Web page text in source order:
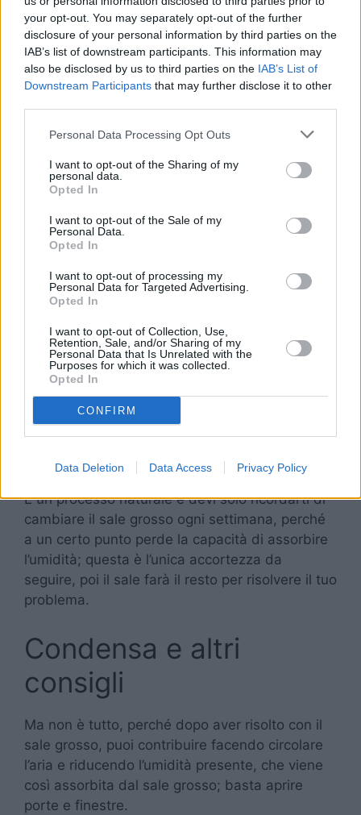
your opt-out. You may separately opt-out of the further
disclosure of your personal information by third parties on the
IAB’s list of downstream participants. This information may
also be disclosed by us to third parties on the IAB’s List of
Downstream Participants that may further disclose it to other
Personal Data Processing Opt Outs
I want to opt-out of the Sharing of my
personal data.
Opted In
I want to opt-out of the Sale of my
Personal Data.
Opted In
I want to opt-out of processing my
Personal Data for Targeted Advertising.
Opted In
I want to opt-out of Collection, Use,
Retention, Sale, and/or Sharing of my
Personal Data that Is Unrelated with the
Purposes for which it was collected.
Opted In
CONFIRM
Data Deletion Data Access Privacy Policy
problemi respiratori.
Di fronte a tutti questi aspetti negativi, devi
evitare che la condensa peggiori e provochi la
formazione di muffa, che va combattuta fin
dall’inizio, anche se non è sempre facile da
La soluzione!
Ci sono diverse soluzioni, non sempre
immediate, ma comunque valide. La cosa
fondamentale è risolvere il problema alla base,
individuando la causa della condensa. Per
ridurla, c’è un metodo efficace che utilizza un
casa.
Si tratta del sale grosso. Infatti, il sale grosso ha
la capacità di attirare l’umidità presente in casa,
soprattutto se lo metti vicino alle zone con
condensa. Se lo spargi su un vassoio, il sale
assorbirà quasi tutta la condensa.
È un processo naturale e devi solo ricordarti di
cambiare il sale grosso ogni settimana, perché
a un certo punto perde la capacità di assorbire
l’umidità; questa è l’unica accortezza da
seguire, poi il sale farà il resto per risolvere il tuo
problema.
Condensa e altri
consigli
Ma non è tutto, perché dopo aver risolto con il
sale grosso, puoi contribuire facendo circolare
l’aria e riducendo l’umidità presente, che viene
così assorbita dal sale grosso; basta aprire
porte e finestre.